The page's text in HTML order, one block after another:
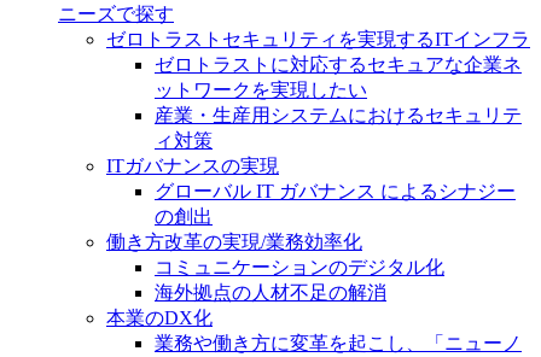
ニーズで探す
ゼロトラストセキュリティを実現するITインフラ
ゼロトラストに対応するセキュアな企業ネ
ットワークを実現したい
産業・生産用システムにおけるセキュリテ
ィ対策
ITガバナンスの実現
グローバル IT ガバナンス によるシナジー
の創出
働き方改革の実現/業務効率化
コミュニケーションのデジタル化
海外拠点の人材不足の解消
本業のDX化
業務や働き方に変革を起こし、「ニューノ